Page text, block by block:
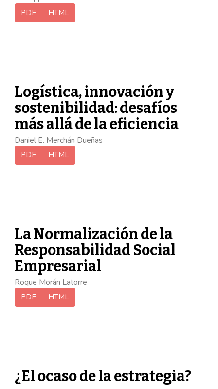
PDF HTML
Logística, innovación y
sostenibilidad: desafíos
más allá de la eficiencia
Daniel E. Merchán Dueñas
PDF HTML
La Normalización de la
Responsabilidad Social
Empresarial
Roque Morán Latorre
PDF HTML
¿El ocaso de la estrategia?